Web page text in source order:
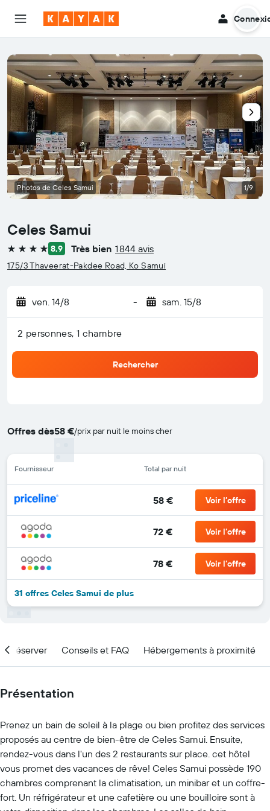
Celes Samui
4 étoiles 8,9 Très bien 1 844 avis
175/3 Thaveerat-Pakdee Road, Ko Samui
ven. 14/8 - sam. 15/8
2 personnes, 1 chambre
Rechercher
Offres dès58 €/prix par nuit le moins cher
Fournisseur Total par nuit
58 € Voir l’offre
72 € Voir l’offre
78 € Voir l’offre
31 offres Celes Samui de plus
Photos de Celes Samui 1/9
réserver Conseils et FAQ Hébergements à proximité
Présentation
Prenez un bain de soleil à la plage ou bien profitez des services
proposés au centre de bien-être de Celes Samui. Ensuite,
rendez-vous dans l'un des 2 restaurants sur place. cet hôtel
vous promet des vacances de rêve! Celes Samui possède 190
chambres comprenant la climatisation, un minibar et un coffre-
fort. Un réfrigérateur et une cafetière ou une bouilloire sont à